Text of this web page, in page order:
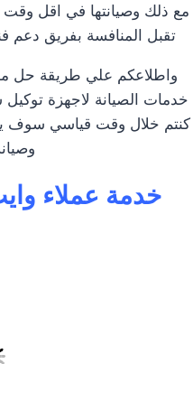
مع ذلك وصيانتها في اقل وقت
تقبل المنافسة بفريق دعم
واطلاعكم علي طريقة حل
خدمات الصيانة لاجهزة توكيل
كنتم خلال وقت قياسي سوف
خدمة عملاء